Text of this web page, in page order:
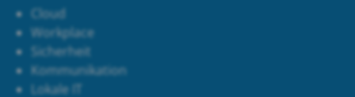
Cloud
Workplace
Sicherheit
Kommunikation
Lokale IT